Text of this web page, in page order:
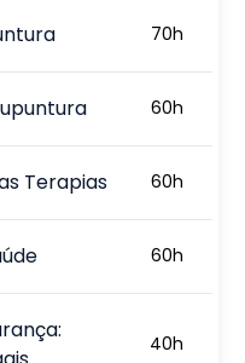
70h
60h
Terapias 60h
60h
40h